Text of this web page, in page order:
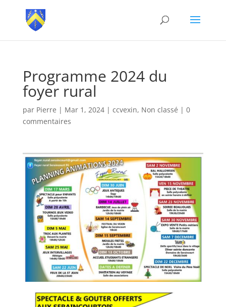
Programme 2024 du
foyer rural
par Pierre | Mar 1, 2024| ccvexin, Non classé | 0
commentaires